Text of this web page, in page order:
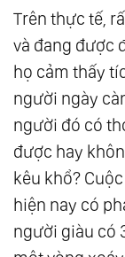
Trên thực tế,
và đang được
họ cảm thấy
người ngày
người đó có
được hay
kêu khổ?
hiện nay có
người giàu có